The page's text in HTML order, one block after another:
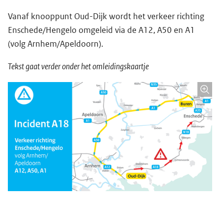
Vanaf knooppunt Oud-Dijk wordt het verkeer richting
Enschede/Hengelo omgeleid via de A12, A50 en A1
(volg Arnhem/Apeldoorn).
Tekst gaat verder onder het omleidingskaartje